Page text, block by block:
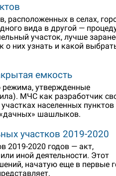
расположенных в селах,
вида в другой —
участок, лучше
них узнать и какой
емкость
режима, утвержденные
МЧС как разработчик
населенных
«дачных» шашлыков.
участков 2019-2020
2019-2020 годов — акт,
иной деятельности. Этот
начатую еще в первые